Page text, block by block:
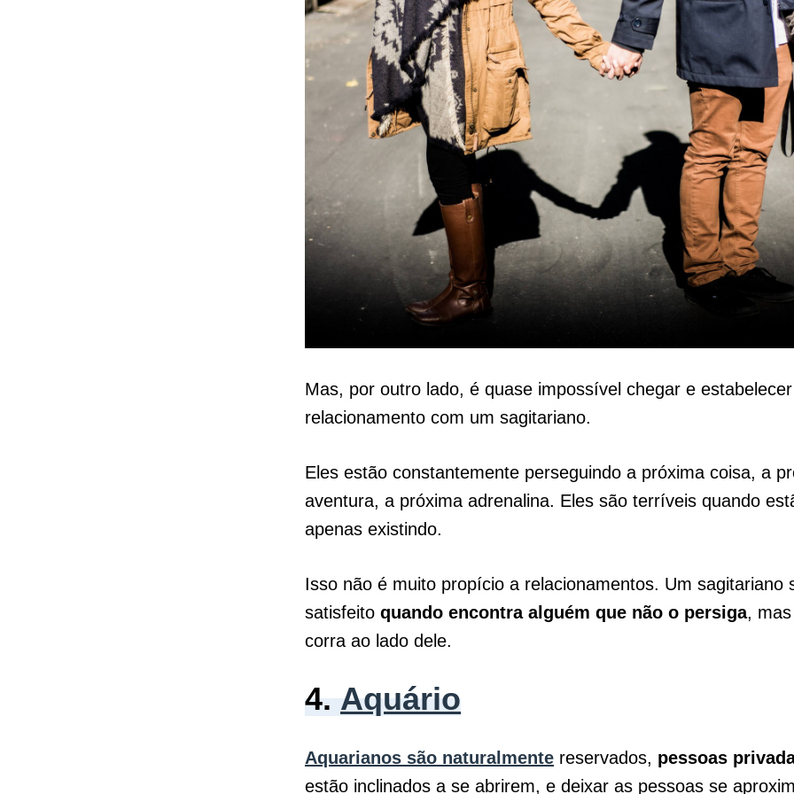
Mas, por outro lado, é quase impossível chegar e
relacionamento com um sagitariano.
Eles estão constantemente perseguindo a próxima coisa, a
aventura, a próxima adrenalina. Eles são terríveis quando
apenas existindo.
Isso não é muito propício a relacionamentos. Um sagitariano
satisfeito quando encontra alguém que não o persiga,
corra ao lado dele.
4.Aquário
Aquarianos são naturalmente reservados, pessoas
estão inclinados a se abrirem, e deixar as pessoas se